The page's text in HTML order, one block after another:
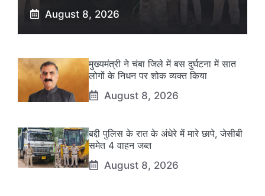
August 8, 2026
मुख्यमंत्री ने चंबा जिले में बस दुर्घटना में सात
लोगों के निधन पर शोक व्यक्त किया
August 8, 2026
बद्दी पुलिस के रात के अंधेरे में मारे छापे, जेसीबी
समेत 4 वाहन जब्त
August 8, 2026